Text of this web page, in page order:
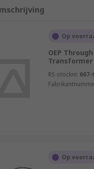
flow
the secondary coils
changed as it goes
of windings
coils. These
Op
OEP
Transformer
RS-stocknr. 667-
Op